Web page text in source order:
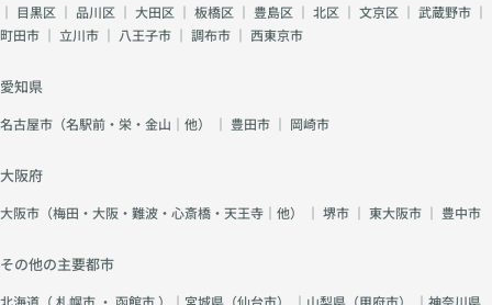
｜ 目黒区 ｜ 品川区 ｜ 大田区 ｜ 板橋区 ｜ 豊島区 ｜ 北区 ｜ 文京区 ｜ 武蔵野市 ｜
町田市 ｜ 立川市 ｜ 八王子市 ｜ 調布市 ｜ 西東京市
愛知県
名古屋市（名駅前・栄・金山｜他） ｜ 豊田市 ｜ 岡崎市
大阪府
大阪市（梅田・大阪・難波・心斎橋・天王寺｜他） ｜ 堺市 ｜ 東大阪市 ｜ 豊中市
その他の主要都市